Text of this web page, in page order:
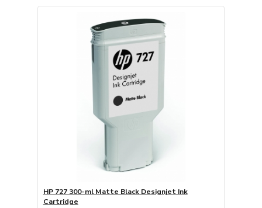
HP 727 300-ml Matte Black Designjet Ink
Cartridge